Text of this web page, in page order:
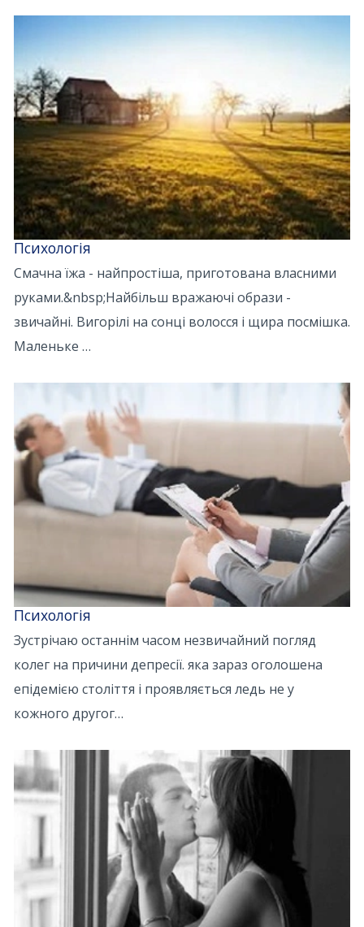
Психологія
Смачна їжа - найпростіша, приготована власними
руками.&nbsp;Найбільш вражаючі образи -
звичайні. Вигорілі на сонці волосся і щира посмішка.
Маленьке …
Психологія
Зустрічаю останнім часом незвичайний погляд
колег на причини депресії. яка зараз оголошена
епідемією століття і проявляється ледь не у
кожного другог…